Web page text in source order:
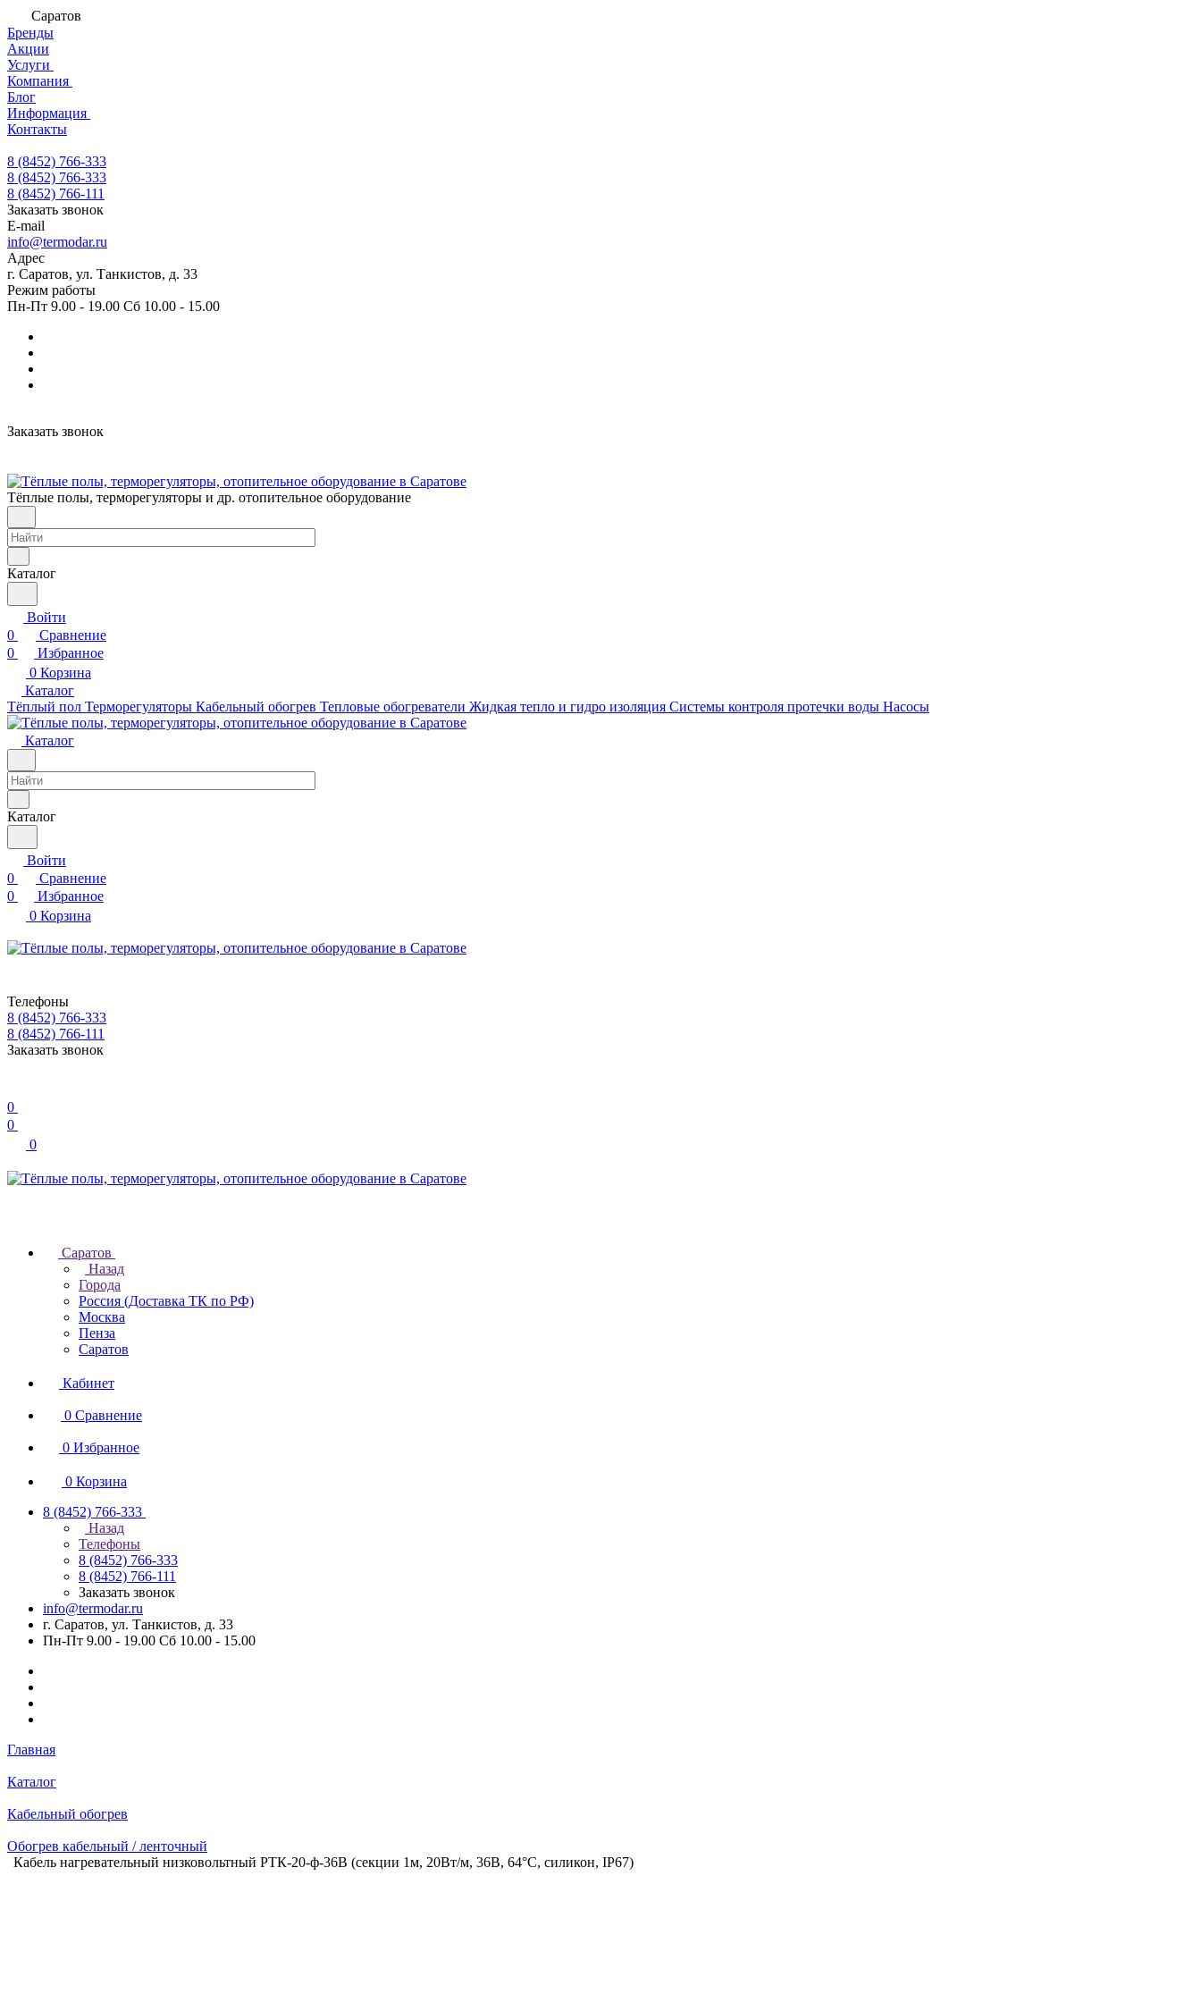
Саратов
Бренды
Акции
Услуги
Компания
Блог
Информация
Контакты
8 (8452) 766-333
8 (8452) 766-333
8 (8452) 766-111
Заказать звонок
E-mail
info@termodar.ru
Адрес
г. Саратов, ул. Танкистов, д. 33
Режим работы
Пн-Пт 9.00 - 19.00 Сб 10.00 - 15.00
Заказать звонок
Тёплые полы, терморегуляторы и др. отопительное оборудование
Каталог
Войти
0
Сравнение
0
Избранное
0 Корзина
Каталог
Тёплый пол Терморегуляторы Кабельный обогрев Тепловые обогреватели Жидкая тепло и гидро изоляция Системы контроля протечки воды Насосы
Каталог
Каталог
Войти
0
Сравнение
0
Избранное
0 Корзина
Телефоны
8 (8452) 766-333
8 (8452) 766-111
Заказать звонок
0
0
0
Саратов
Назад
Города
Россия (Доставка ТК по РФ)
Москва
Пенза
Саратов
Кабинет
0 Сравнение
0 Избранное
0 Корзина
8 (8452) 766-333
Назад
Телефоны
8 (8452) 766-333
8 (8452) 766-111
Заказать звонок
info@termodar.ru
г. Саратов, ул. Танкистов, д. 33
Пн-Пт 9.00 - 19.00 Сб 10.00 - 15.00
Главная
Каталог
Кабельный обогрев
Обогрев кабельный / ленточный
Кабель нагревательный низковольтный РТК-20-ф-36В (секции 1м, 20Вт/м, 36В, 64°С, силикон, IP67)